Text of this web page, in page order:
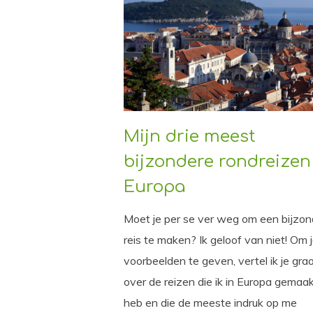
Mijn drie meest
bijzondere
Europa
Moet je per se ver weg om een
reis te maken? Ik geloof van niet! Om
voorbeelden te geven, vertel ik je
over de reizen die ik in Europa
heb en die de meeste indruk op me